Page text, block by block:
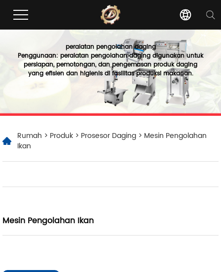
peralatan pengolahan daging
Penggunaan: peralatan pengolahan daging digunakan untuk
persiapan, pemotongan, dan pengemasan produk daging
yang efisien dan higienis di fasilitas produksi makanan.
Rumah > Produk > Prosesor Daging > Mesin Pengolahan
Ikan
Mesin Pengolahan Ikan